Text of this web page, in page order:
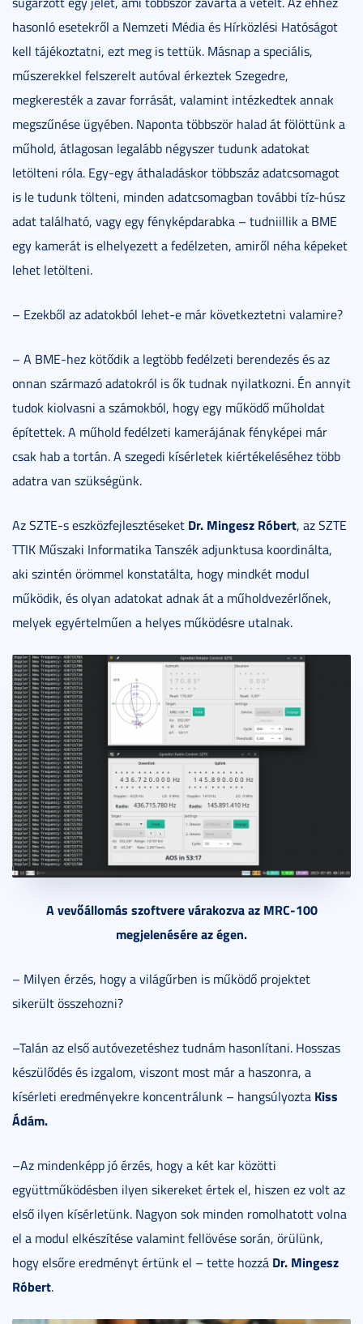
hasonló esetekről a Nemzeti Média és Hírközlési Hatóságot
kell tájékoztatni, ezt meg is tettük. Másnap a speciális,
műszerekkel felszerelt autóval érkeztek Szegedre,
megkeresték a zavar forrását, valamint intézkedtek annak
megszűnése ügyében. Naponta többször halad át fölöttünk a
műhold, átlagosan legalább négyszer tudunk adatokat
letölteni róla. Egy-egy áthaladáskor többszáz adatcsomagot
is le tudunk tölteni, minden adatcsomagban további tíz-húsz
adat található, vagy egy fényképdarabka – tudniillik a BME
egy kamerát is elhelyezett a fedélzeten, amiről néha képeket
lehet letölteni.
– Ezekből az adatokból lehet-e már következtetni valamire?
– A BME-hez kötődik a legtöbb fedélzeti berendezés és az
onnan származó adatokról is ők tudnak nyilatkozni. Én annyit
tudok kiolvasni a számokból, hogy egy működő műholdat
építettek. A műhold fedélzeti kamerájának fényképei már
csak hab a tortán. A szegedi kísérletek kiértékeléséhez több
adatra van szükségünk.
Az SZTE-s eszközfejlesztéseket Dr. Mingesz Róbert, az SZTE
TTIK Műszaki Informatika Tanszék adjunktusa koordinálta,
aki szintén örömmel konstatálta, hogy mindkét modul
működik, és olyan adatokat adnak át a műholdvezérlőnek,
melyek egyértelműen a helyes működésre utalnak.
A vevőállomás szoftvere várakozva az MRC-100
megjelenésére az égen.
– Milyen érzés, hogy a világűrben is működő projektet
sikerült összehozni?
–Talán az első autóvezetéshez tudnám hasonlítani. Hosszas
készülődés és izgalom, viszont most már a haszonra, a
kísérleti eredményekre koncentrálunk – hangsúlyozta Kiss
Ádám.
–Az mindenképp jó érzés, hogy a két kar közötti
együttműködésben ilyen sikereket értek el, hiszen ez volt az
első ilyen kísérletünk. Nagyon sok minden romolhatott volna
el a modul elkészítése valamint fellövése során, örülünk,
hogy elsőre eredményt értünk el – tette hozzá Dr. Mingesz
Róbert.